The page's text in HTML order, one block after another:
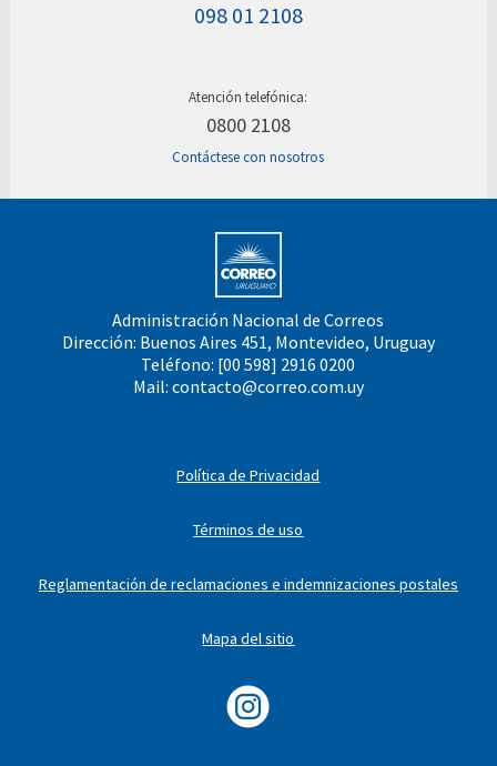
098 01 2108
Atención telefónica:
0800 2108
Contáctese con nosotros
Administración Nacional de Correos
Dirección: Buenos Aires 451, Montevideo, Uruguay
Teléfono: [00 598] 2916 0200
Mail: contacto@correo.com.uy
Política de Privacidad
Términos de uso
Reglamentación de reclamaciones e indemnizaciones postales
Mapa del sitio